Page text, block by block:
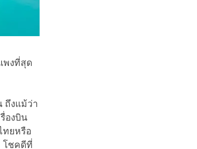
พงที่สุด
ถึงแม้ว่า
องบิน
ทยหรือ
โชคดีที่